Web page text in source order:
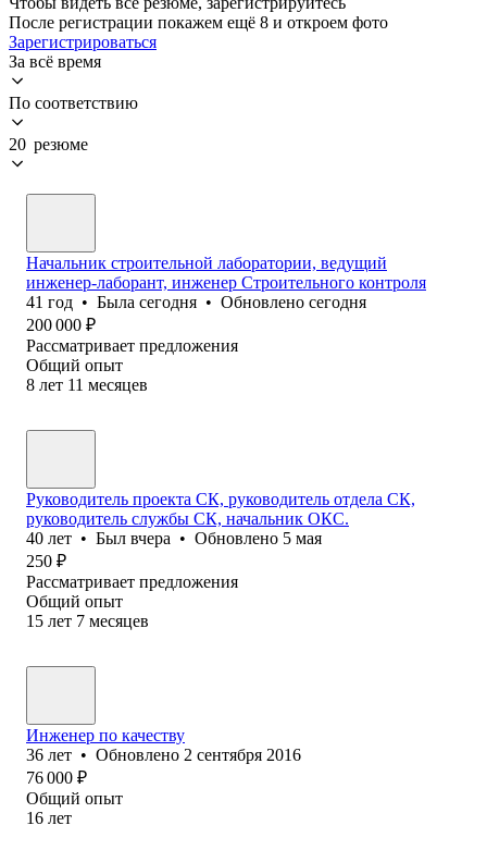
После регистрации покажем ещё 8 и откроем фото
Зарегистрироваться
За всё время
По соответствию
20 резюме
Начальник строительной лаборатории, ведущий
инженер-лаборант, инженер Строительного контроля
41 год • Была сегодня • Обновлено сегодня
200 000 ₽
Рассматривает предложения
Общий опыт
8 лет 11 месяцев
Руководитель проекта СК, руководитель отдела СК,
руководитель службы СК, начальник ОКС.
40 лет • Был вчера • Обновлено 5 мая
250 ₽
Рассматривает предложения
Общий опыт
15 лет 7 месяцев
Инженер по качеству
36 лет • Обновлено 2 сентября 2016
76 000 ₽
Общий опыт
16 лет